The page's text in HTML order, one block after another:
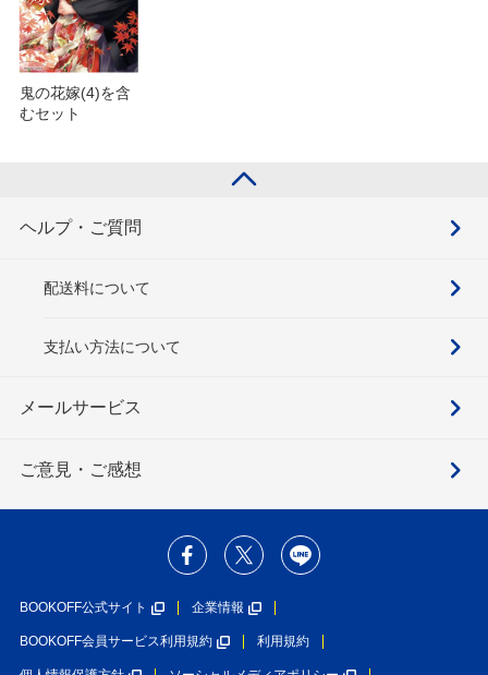
鬼の花嫁(4)を含
むセット
ヘルプ・ご質問
配送料について
支払い方法について
メールサービス
ご意見・ご感想
BOOKOFF公式サイト 企業情報
BOOKOFF会員サービス利用規約 利用規約